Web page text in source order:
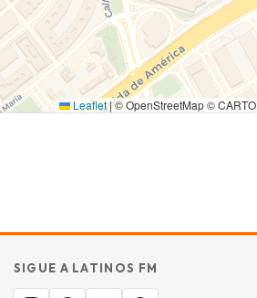
Leaflet|© OpenStreetMap © CARTO
SIGUE A LATINOS FM